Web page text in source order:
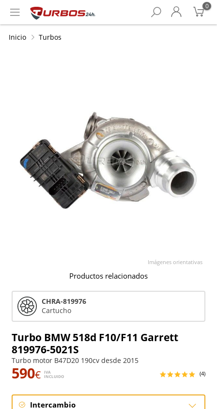
0
Inicio Turbos
Turbo BMW 518d F10/F11 Garrett
819976-5021S
Turbo motor B47D20 190cv desde 2015
590€
IVA
INCLUIDO
(4)
Intercambio
Imágenes orientativas
Productos relacionados
CHRA-819976
Cartucho